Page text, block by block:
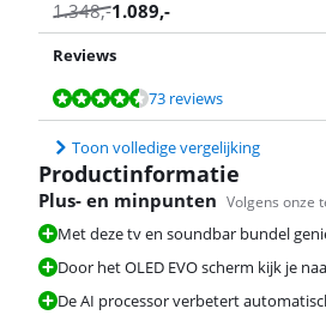
1.348,-1.089,-
Reviews
Beoordeling is 9,0 van de 10, gebaseerd op 73
73 reviews
Beoordeling is 9,2 van de 10, gebaseerd op 88
Toon volledige vergelijking
Productinformatie
Beoordeling is 9,0 van de 10, gebaseerd op 73
Plus- en minpunten Volgens onze
Met deze tv en soundbar bundel
Door het OLED EVO scherm kijk je
De AI processor verbetert